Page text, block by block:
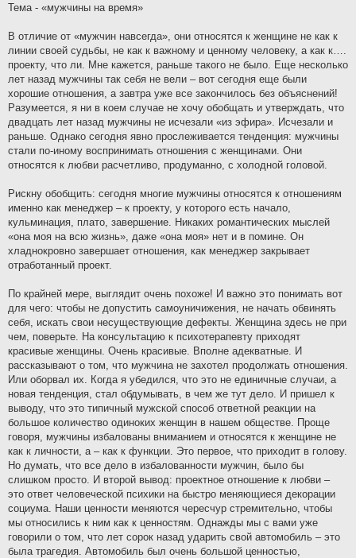
Тема - «мужчины на время»
В отличие от «мужчин навсегда», они относятся к женщине не как к
линии своей судьбы, не как к важному и ценному человеку, а как к….
проекту, что ли. Мне кажется, раньше такого не было. Еще несколько
лет назад мужчины так себя не вели – вот сегодня еще были
хорошие отношения, а завтра уже все закончилось без объяснений!
Разумеется, я ни в коем случае не хочу обобщать и утверждать, что
двадцать лет назад мужчины не исчезали «из эфира». Исчезали и
раньше. Однако сегодня явно прослеживается тенденция: мужчины
стали по-иному воспринимать отношения с женщинами. Они
относятся к любви расчетливо, продуманно, с холодной головой.
Рискну обобщить: сегодня многие мужчины относятся к отношениям
именно как менеджер – к проекту, у которого есть начало,
кульминация, плато, завершение. Никаких романтических мыслей
«она моя на всю жизнь», даже «она моя» нет и в помине. Он
хладнокровно завершает отношения, как менеджер закрывает
отработанный проект.
По крайней мере, выглядит очень похоже! И важно это понимать вот
для чего: чтобы не допустить самоуничижения, не начать обвинять
себя, искать свои несуществующие дефекты. Женщина здесь не при
чем, поверьте. На консультацию к психотерапевту приходят
красивые женщины. Очень красивые. Вполне адекватные. И
рассказывают о том, что мужчина не захотел продолжать отношения.
Или оборвал их. Когда я убедился, что это не единичные случаи, а
новая тенденция, стал обдумывать, в чем же тут дело. И пришел к
выводу, что это типичный мужской способ ответной реакции на
большое количество одиноких женщин в нашем обществе. Проще
говоря, мужчины избалованы вниманием и относятся к женщине не
как к личности, а – как к функции. Это первое, что приходит в голову.
Но думать, что все дело в избалованности мужчин, было бы
слишком просто. И второй вывод: проектное отношение к любви –
это ответ человеческой психики на быстро меняющиеся декорации
социума. Наши ценности меняются чересчур стремительно, чтобы
мы относились к ним как к ценностям. Однажды мы с вами уже
говорили о том, что лет сорок назад ударить свой автомобиль – это
была трагедия. Автомобиль был очень большой ценностью,